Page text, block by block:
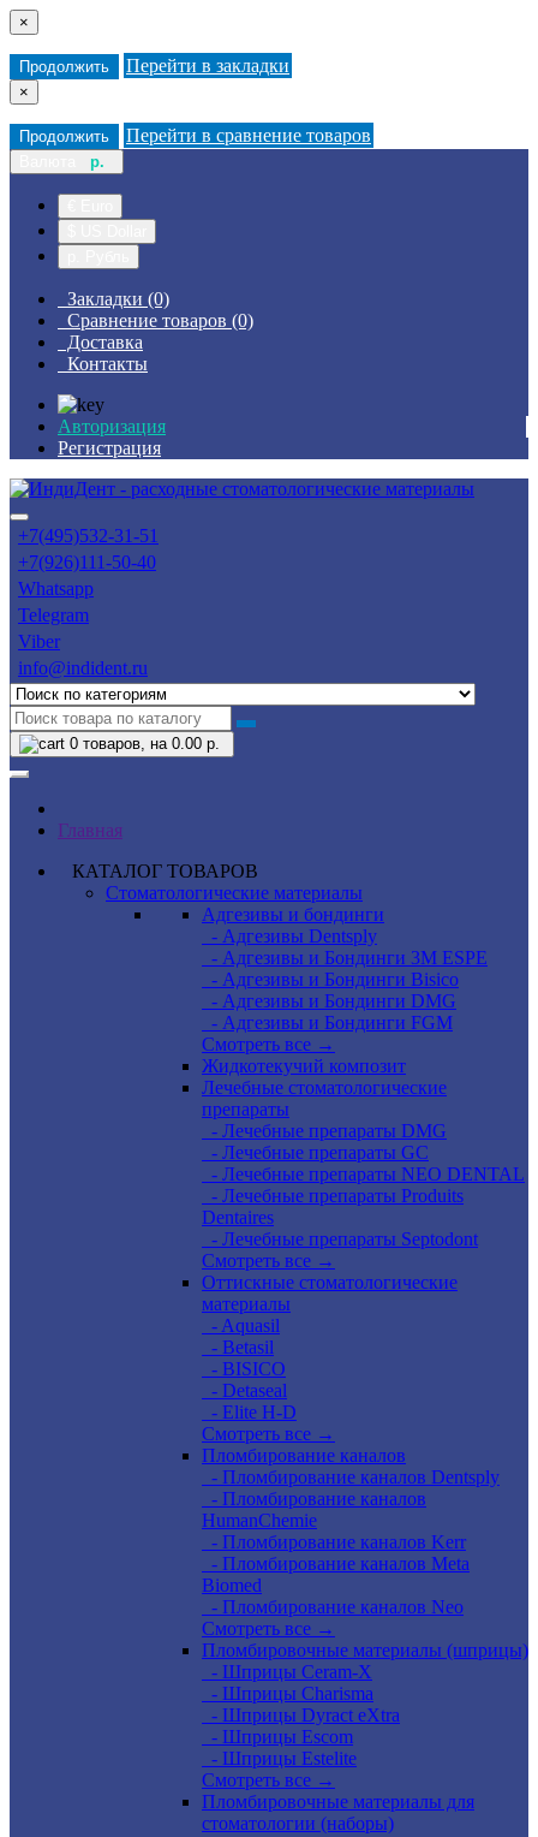
×
Продолжить Перейти в закладки
×
Продолжить Перейти в сравнение товаров
р.
Закладки (0)
Сравнение товаров (0)
Доставка
Контакты
Авторизация
Регистрация
+7(495)532-31-51
+7(926)111-50-40
Whatsapp
Telegram
Viber
info@indident.ru
0 товаров, на 0.00 р.
Главная
КАТАЛОГ ТОВАРОВ
Стоматологические материалы
Адгезивы и бондинги
- Адгезивы Dentsply
- Адгезивы и Бондинги 3M ESPE
- Адгезивы и Бондинги Bisico
- Адгезивы и Бондинги DMG
- Адгезивы и Бондинги FGM
Смотреть все →
Жидкотекучий композит
Лечебные стоматологические
препараты
- Лечебные препараты DMG
- Лечебные препараты GC
- Лечебные препараты NEO DENTAL
- Лечебные препараты Produits
Dentaires
- Лечебные препараты Septodont
Смотреть все →
Оттискные стоматологические
материалы
- Aquasil
- Betasil
- BISICO
- Detaseal
- Elite H-D
Смотреть все →
Пломбирование каналов
- Пломбирование каналов Dentsply
- Пломбирование каналов
HumanChemie
- Пломбирование каналов Kerr
- Пломбирование каналов Meta
Biomed
- Пломбирование каналов Neo
Смотреть все →
Пломбировочные материалы (шприцы)
- Шприцы Ceram-X
- Шприцы Charisma
- Шприцы Dyract eXtra
- Шприцы Escom
- Шприцы Estelite
Смотреть все →
Пломбировочные материалы для
стоматологии (наборы)